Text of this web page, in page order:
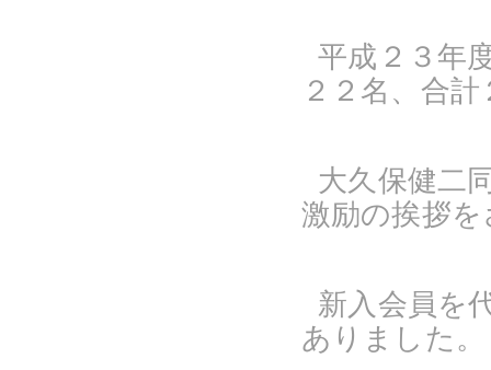
平成２３年
２２名、合
大久保健二
激励の挨拶
新入会員を
ありました。